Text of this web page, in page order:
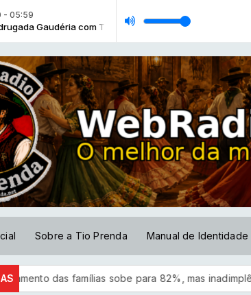
- 05:59
com Tio Prenda
Terra - Elvio Oliveira (Gravadora Vertical)
Sobre a Tio Prenda Manual de Identidade
sobe para 82%, mas inadimplência cai